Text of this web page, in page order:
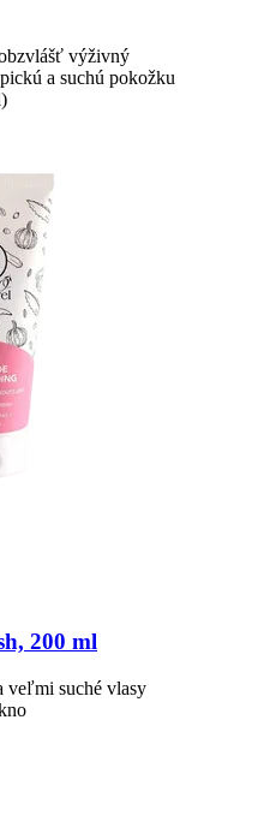
výživný
a suchú pokožku
200 ml
veľmi suché vlasy